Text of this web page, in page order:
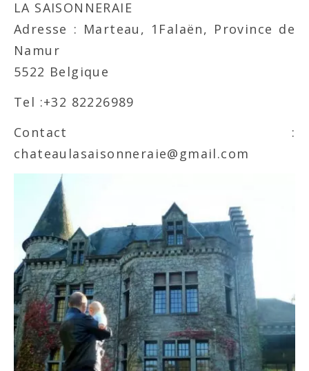
LA SAISONNERAIE
Adresse : Marteau, 1Falaën, Province de
Namur
5522 Belgique
Tel :+32 82226989
Contact :
chateaulasaisonneraie@gmail.com